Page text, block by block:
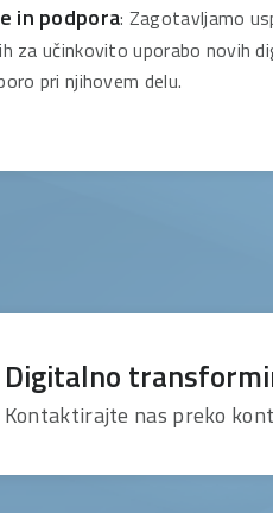
in podpora: Zagotavljamo
za učinkovito uporabo novih
pri njihovem delu.
Digitalno
Kontaktirajte nas preko